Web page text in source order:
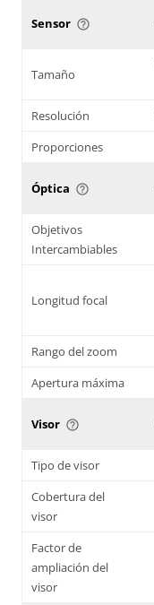
Sensor help_outline
Tamaño
Resolución
Proporciones
Óptica help_outline
Objetivos
Intercambiables
Longitud focal
Rango del zoom
Apertura máxima
Visor help_outline
Tipo de visor
Cobertura del
visor
Factor de
ampliación del
visor